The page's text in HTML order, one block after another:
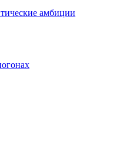
амбиции